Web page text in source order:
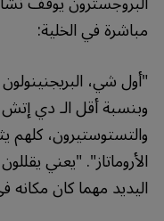
مباشرة في الخلية:
"أولشي، البريجنينولون
وبنسبةأقلالـديإتش
والتستوستيرون،كلهم
الأروماتاز". "يعنييقللون
اليديدمهماكانمكانه